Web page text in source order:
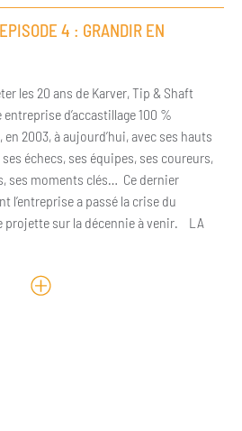
4 : GRANDIR EN
les 20 ans de Karver, Tip & Shaft
d’accastillage 100 %
2003, à aujourd’hui, avec ses hauts
échecs, ses équipes, ses coureurs,
ses moments clés… Ce dernier
l’entreprise a passé la crise du
projette sur la décennie à venir. LA